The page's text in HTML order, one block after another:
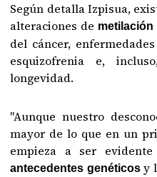
Según detalla Izpisua,
alteraciones de
del cáncer,
esquizofrenia e,
longevidad.
"Aunque nuestro
mayor de lo que en un
empieza a ser
antecedentes genéticosy